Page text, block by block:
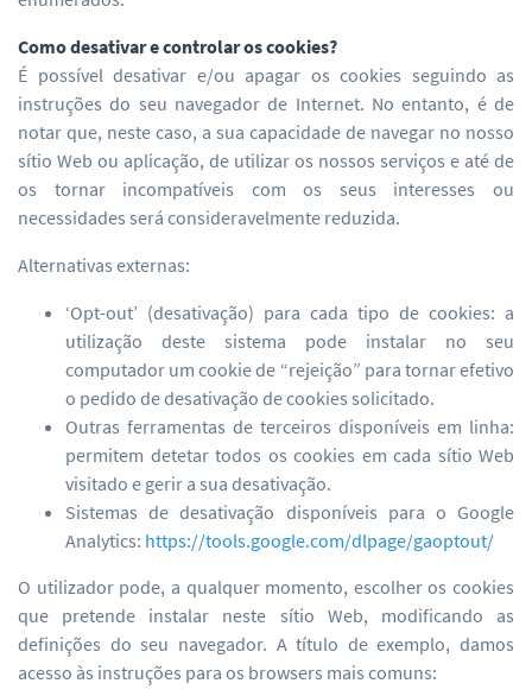
Como desativar e controlar os cookies?
É possível desativar e/ou apagar os cookies seguindo as
instruções do seu navegador de Internet. No entanto, é de
notar que, neste caso, a sua capacidade de navegar no nosso
sítio Web ou aplicação, de utilizar os nossos serviços e até de
os tornar incompatíveis com os seus interesses ou
necessidades será consideravelmente reduzida.
Alternativas externas:
‘Opt-out’ (desativação) para cada tipo de cookies: a
utilização deste sistema pode instalar no seu
computador um cookie de “rejeição” para tornar efetivo
o pedido de desativação de cookies solicitado.
Outras ferramentas de terceiros disponíveis em linha:
permitem detetar todos os cookies em cada sítio Web
visitado e gerir a sua desativação.
Sistemas de desativação disponíveis para o Google
Analytics: https://tools.google.com/dlpage/gaoptout/
O utilizador pode, a qualquer momento, escolher os cookies
que pretende instalar neste sítio Web, modificando as
definições do seu navegador. A título de exemplo, damos
acesso às instruções para os browsers mais comuns: